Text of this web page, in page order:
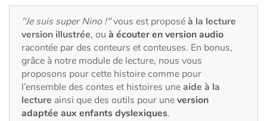
Art, espace, activité
Documentaires
En famille
Quotidien et loisirs
"Je suis super Nino !"vous est proposéà la lecture
version illustrée, ou à écouter en version audio
racontée par des conteurs et conteuses. En bonus,
grâce à notre module de lecture, nous vous
proposons pour cette histoire comme pour
l’ensemble des contes et histoires uneaide à la
lecture ainsi que des outils pour uneversion
adaptée aux enfants dyslexiques.